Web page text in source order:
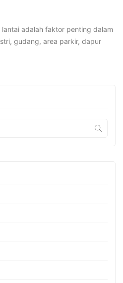
adalah faktor penting dalam
gudang, area parkir, dapur